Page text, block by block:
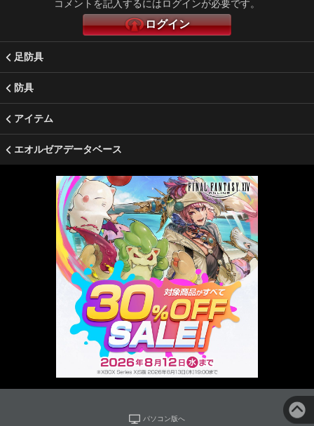
コメントを記入するにはログインが必要です。
ログイン
足防具
防具
アイテム
エオルゼアデータベース
パソコン版へ